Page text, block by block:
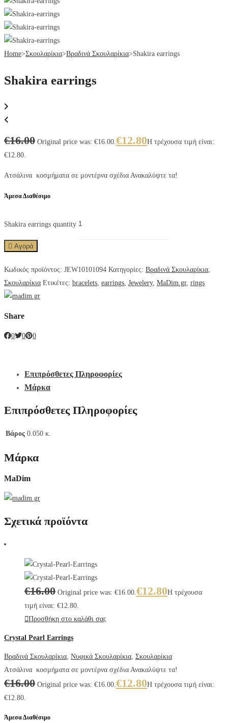
Home>Σκουλαρίκια>Βραδινά Σκουλαρίκια>Shakira earrings
Shakira earrings
€16.00 Original price was: €16.00. €12.80Η τρέχουσα τιμή είναι:
€12.80.
Ατσάλινα κοσμήματα σε μοντέρνα σχέδια Ανακαλύψτε τα!
Άμεσα Διαθέσιμο
Shakira earrings quantity
Αγορά
Κωδικός προϊόντος: JEW10101094 Κατηγορίες: Βραδινά Σκουλαρίκια
Σκουλαρίκια Ετικέτες: bracelets earrings Jewelery, MaDim.gr, rings
Share
0 0 0
Επιπρόσθετες Πληροφορίες
Μάρκα
Επιπρόσθετες Πληροφορίες
Βάρος 0.050 κ.
Μάρκα
MaDim
Σχετικά προϊόντα
€16.00 Original price was: €16.00. €12.80Η τρέχουσα
τιμή είναι: €12.80.
Προσθήκη στο καλάθι σας
Crystal Pearl Earrings
Βραδινά Σκουλαρίκια Νυφικά Σκουλαρίκια Σκουλαρίκια
Ατσάλινα κοσμήματα σε μοντέρνα σχέδια Ανακαλύψτε τα!
€16.00 Original price was: €16.00. €12.80Η τρέχουσα τιμή είναι:
€12.80.
Άμεσα Διαθέσιμο